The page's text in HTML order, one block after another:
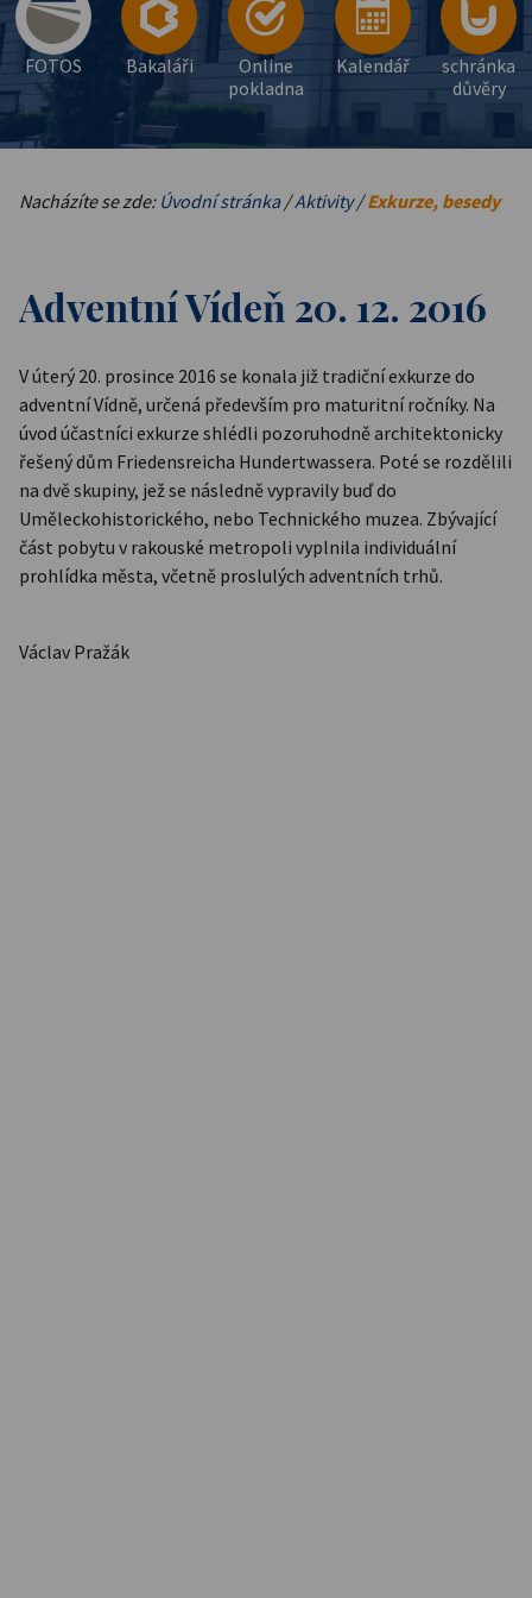
FOTOS Bakaláři
Online
pokladna
Kalendář
schránka
důvěry
Nacházíte se zde: Úvodní stránka/Aktivity/Exkurze, besedy
Adventní Vídeň 20. 12. 2016
V úterý 20. prosince 2016 se konala již tradiční exkurze do
adventní Vídně, určená především pro maturitní ročníky. Na
úvod účastníci exkurze shlédli pozoruhodně architektonicky
řešený dům Friedensreicha Hundertwassera. Poté se rozdělili
na dvě skupiny, jež se následně vypravily buď do
Uměleckohistorického, nebo Technického muzea. Zbývající
část pobytu v rakouské metropoli vyplnila individuální
prohlídka města, včetně proslulých adventních trhů.
Václav Pražák